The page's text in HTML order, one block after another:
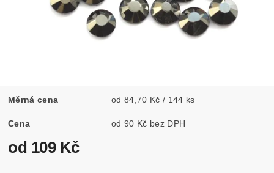
Měrná cena od 84,70 Kč / 144 ks
Cena od 90 Kč bez DPH
od 109 Kč